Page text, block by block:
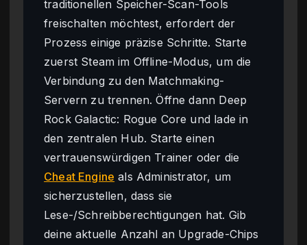
traditionellen Speicher-Scan-Tools
freischalten möchtest, erfordert der
Prozess einige präzise Schritte. Starte
zuerst Steam im Offline-Modus, um die
Verbindung zu den Matchmaking-
Servern zu trennen. Öffne dann Deep
Rock Galactic: Rogue Core und lade in
den zentralen Hub. Starte einen
vertrauenswürdigen Trainer oder die
Cheat Engine als Administrator, um
sicherzustellen, dass sie
Lese-/Schreibberechtigungen hat. Gib
deine aktuelle Anzahl an Upgrade-Chips